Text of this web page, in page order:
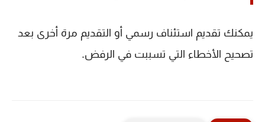
يمكنك تقديم استئناف رسمي أو التقديم مرة أخرى بعد
تصحيح الأخطاء التي تسببت في الرفض.